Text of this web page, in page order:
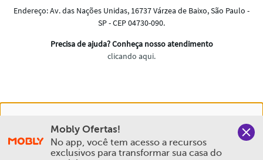
experiência na Mobly. Quando você navega no nosso site,
aceita esta condição
Mobly Ofertas!
No app, você tem acesso a recursos
exclusivos para transformar sua casa do